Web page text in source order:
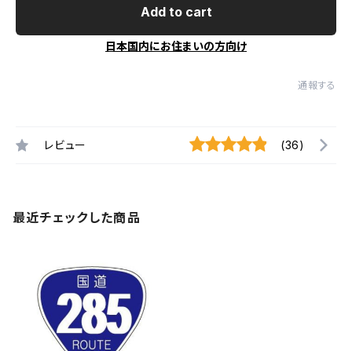
Add to cart
日本国内にお住まいの方向け
通報する
レビュー (36)
最近チェックした商品